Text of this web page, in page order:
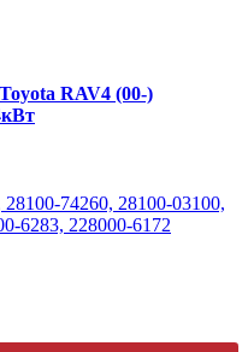
RAV4 (00-)
74260, 28100-03100,
6283, 228000-6172